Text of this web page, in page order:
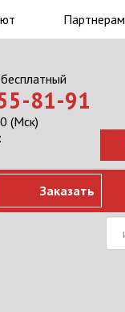
Партнерам
81-91
(Мск)
Заказать